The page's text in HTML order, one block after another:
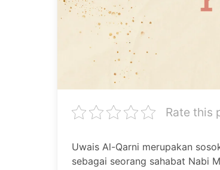
Rate this
Uwais Al-Qarni merupakan
sebagai seorang sahabat Nabi